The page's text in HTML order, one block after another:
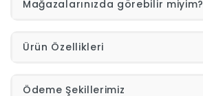
Mağazalarınızda görebilir miyim?
Ürün Özellikleri
Ödeme Şekillerimiz